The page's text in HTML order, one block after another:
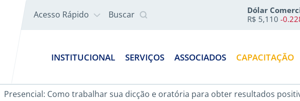
Acesso Rápido Buscar
Dólar
R$ 5,110 -
INSTITUCIONAL SERVIÇOS ASSOCIADOS CAPACITAÇÃO
Presencial: Como trabalhar sua dicção e oratória para obter resultados